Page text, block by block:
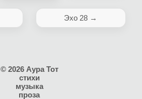
Эхо 28 →
© 2026 Аура Тот
стихи
музыка
проза